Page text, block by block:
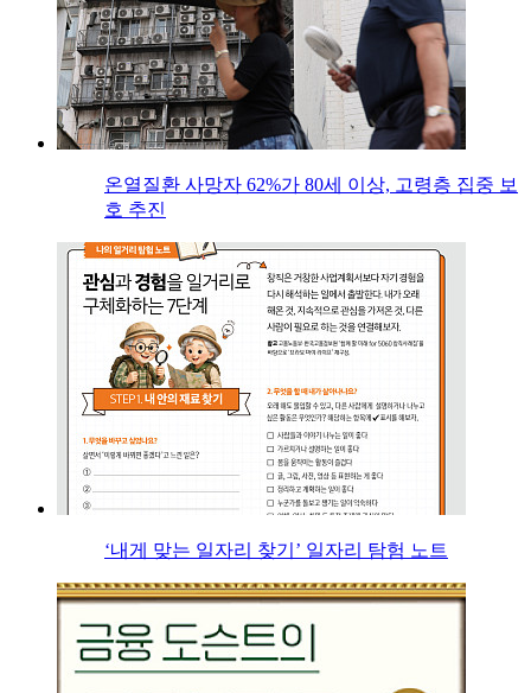
온열질환 사망자 62%가 80세 이상, 고령층 집중 보
호 추진
‘내게 맞는 일자리 찾기’ 일자리 탐험 노트